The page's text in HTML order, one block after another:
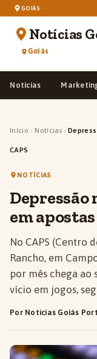
GOIÁS
Notícias
Goiás
Notícias
Início › Notícias ›
CAPS
NOTÍCIAS
Depressão
em
No CAPS (Centro
Rancho, em
por mês chega ao
vício em jogos,
Por Notícias Goiás